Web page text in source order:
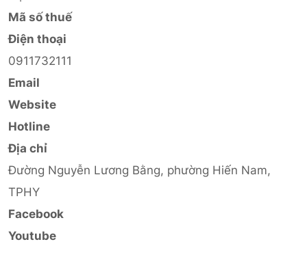
Mã số thuế
Điện thoại
0911732111
Email
Website
Hotline
Địa chỉ
Đường Nguyễn Lương Bằng, phường Hiến Nam,
TPHY
Facebook
Youtube